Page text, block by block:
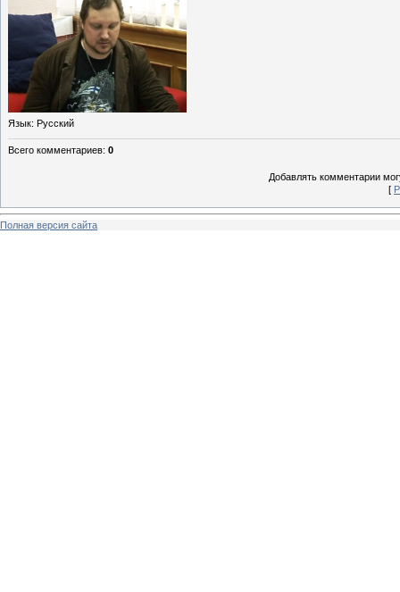
Язык: Русский
Всего комментариев: 0
Добавлять комментарии
[
Полная версия сайта